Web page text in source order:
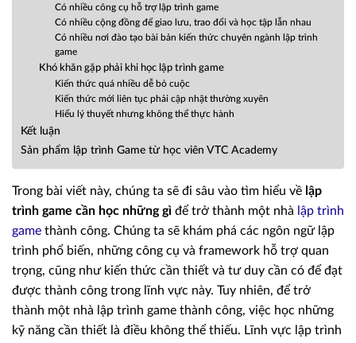
Có nhiều công cụ hỗ trợ lập trình game
Có nhiều cộng đồng để giao lưu, trao đổi và học tập lẫn nhau
Có nhiều nơi đào tạo bài bản kiến thức chuyên ngành lập trình
game
Khó khăn gặp phải khi học lập trình game
Kiến thức quá nhiều dễ bỏ cuộc
Kiến thức mới liên tục phải cập nhật thường xuyên
Hiểu lý thuyết nhưng không thể thực hành
Kết luận
Sản phẩm lập trình Game từ học viên VTC Academy
Trong bài viết này, chúng ta sẽ đi sâu vào tìm hiểu về lập
trình game cần học những gì để trở thành một nhà lập trình
game thành công. Chúng ta sẽ khám phá các ngôn ngữ lập
trình phổ biến, những công cụ và framework hỗ trợ quan
trọng, cũng như kiến thức cần thiết và tư duy cần có để đạt
được thành công trong lĩnh vực này. Tuy nhiên, để trở
thành một nhà lập trình game thành công, việc học những
kỹ năng cần thiết là điều không thể thiếu. Lĩnh vực lập trình